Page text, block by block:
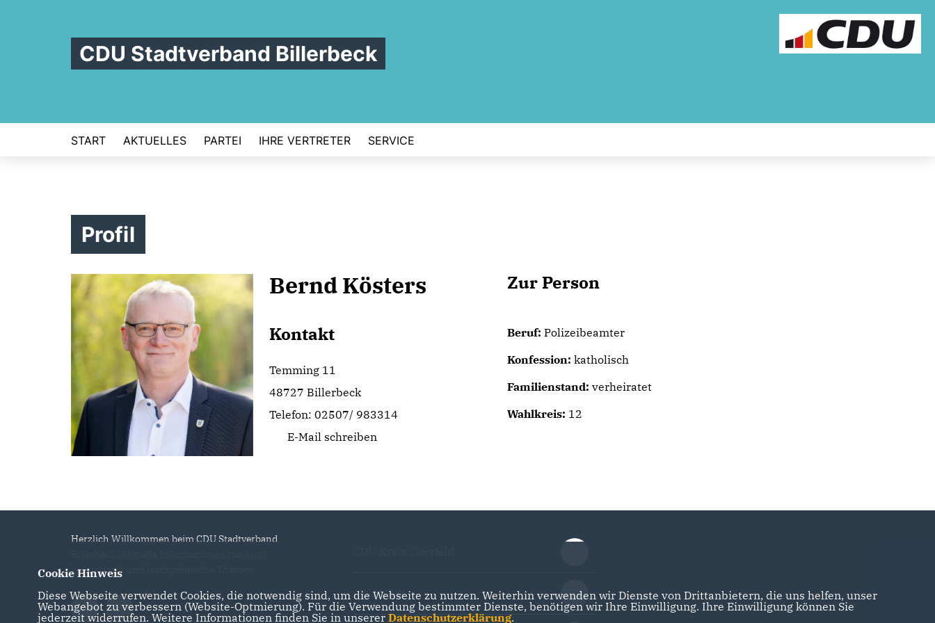
CDU Stadtverband Billerbeck
START AKTUELLES PARTEI IHRE VERTRETER SERVICE
Profil
Bernd Kösters
Kontakt
Temming 11
48727 Billerbeck
Telefon: 02507/ 983314
E-Mail schreiben
Zur Person
Beruf: Polizeibeamter
Konfession: katholisch
Familienstand: verheiratet
Wahlkreis: 12
Herzlich Willkommen beim CDU Stadtverband
kommunale und landspolitische Themen
CDU NRW
Cookie Hinweis
Diese Webseite verwendet Cookies, die notwendig sind, um die Webseite zu nutzen. Weiterhin verwenden wir Dienste von Drittanbietern, die uns helfen, unser
Webangebot zu verbessern (Website-Optmierung). Für die Verwendung bestimmter Dienste, benötigen wir Ihre Einwilligung. Ihre Einwilligung können Sie
jederzeit widerrufen. Weitere Informationen finden Sie in unserer Datenschutzerklärung.